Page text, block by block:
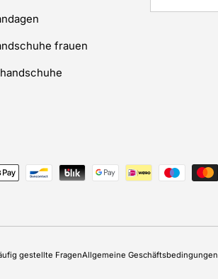
frauen
gestellte FragenAllgemeine Geschäftsbedingungen